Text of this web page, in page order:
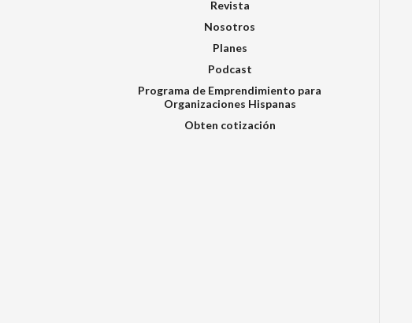
Revista
Nosotros
Planes
Podcast
Programa de Emprendimiento para
Organizaciones Hispanas
Obten cotización